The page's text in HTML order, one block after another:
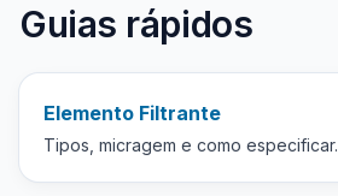
Guias rápidos
Elemento Filtrante
Tipos, micragem e como especificar.